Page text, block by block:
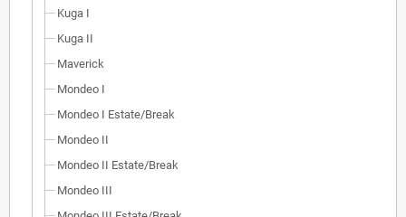
Kuga I
Kuga II
Maverick
Mondeo I
Mondeo I Estate/Break
Mondeo II
Mondeo II Estate/Break
Mondeo III